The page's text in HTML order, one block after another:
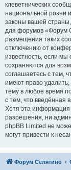
клеветнических
национальной розни
законы вашей страны,
для форумов «Форум
размещения таких
отключению от
известность, если
сохраняются для
соглашаетесь с тем,
имеют право
тему в любое время
с тем, что введённая
Хотя эта информация
разрешения, ни
phpBB Limited не
могут привести к
Форум Селятино